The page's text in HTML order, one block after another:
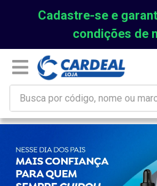
Cadastre-se e
condições de